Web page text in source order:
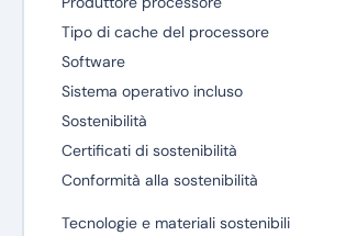
Tipo di cache del processore
Software
Sistema operativo incluso
Sostenibilità
Certificati di sostenibilità
Conformità alla sostenibilità
Tecnologie e materiali sostenibili